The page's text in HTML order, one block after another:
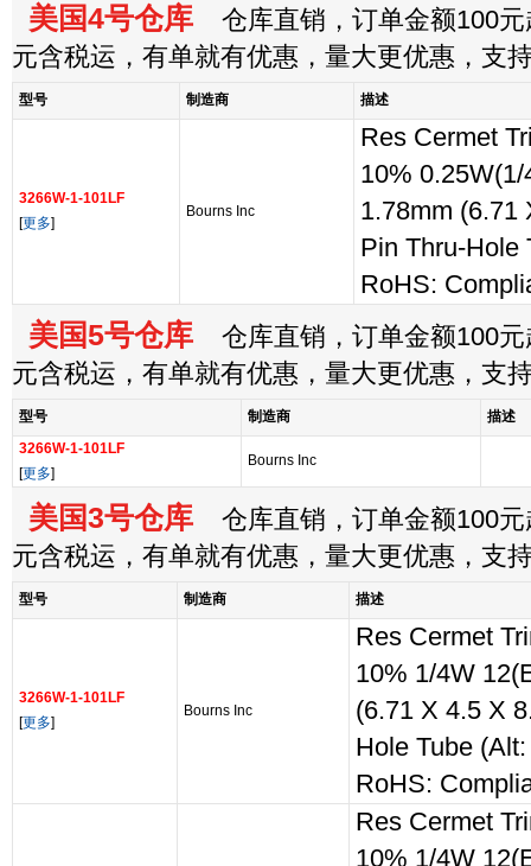
美国4号仓库 仓库直销，订单金额100元
元含税运，有单就有优惠，量大更优惠，支
型号 制造商 描述
3266W-1-101LF
[更多]
Bourns Inc
Res Cermet
10%
1.78mm (6.71
Pin Thru-Hole
RoHS:
美国5号仓库 仓库直销，订单金额100元
元含税运，有单就有优惠，量大更优惠，支
型号 制造商
描述
3266W-1-101LF
[更多]
Bourns Inc
美国3号仓库 仓库直销，订单金额100元
元含税运，有单就有优惠，量大更优惠，支
型号 制造商 描述
3266W-1-101LF
[更多]
Bourns Inc
Res Cermet
10% 1/4W
(6.71 X 4.5 X
Hole Tube
RoHS:
Res Cermet
10% 1/4W